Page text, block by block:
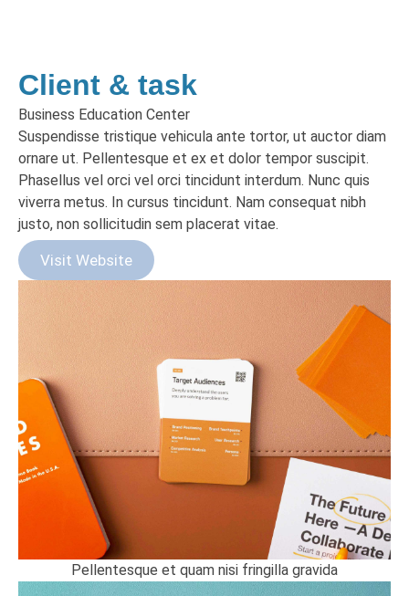
Client & task
Business Education Center
Suspendisse tristique vehicula ante tortor, ut auctor diam
ornare ut. Pellentesque et ex et dolor tempor suscipit.
Phasellus vel orci vel orci tincidunt interdum. Nunc quis
viverra metus. In cursus tincidunt. Nam consequat nibh
justo, non sollicitudin sem placerat vitae.
Visit Website
Pellentesque et quam nisi fringilla gravida